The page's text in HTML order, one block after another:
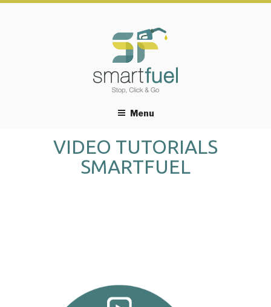
Menu
VIDEO TUTORIALS
SMARTFUEL